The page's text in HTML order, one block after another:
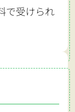
で受けられ